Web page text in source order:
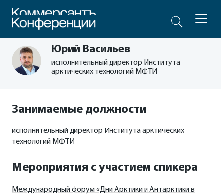
Юрий Васильев
исполнительный директор Института
арктических технологий МФТИ
Занимаемые должности
исполнительный директор Института арктических
технологий МФТИ
Мероприятия с участием спикера
Международный форум «Дни Арктики и Антарктики в